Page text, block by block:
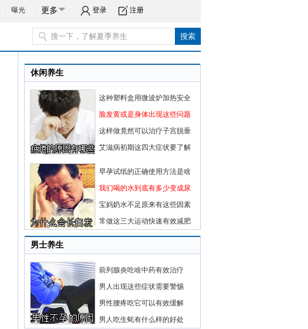
曝光 更多 登录 注册
休闲养生
这种塑料盒用微波炉加热安全
脸发黄或是身体出现这些问题
这样做竟然可以治疗子宫脱垂
艾滋病初期这四大症状要了解
早孕试纸的正确使用方法是啥
我们喝的水到底有多少变成尿
宝妈奶水不足原来有这些因素
常做这三大运动快速有效减肥
男士养生
前列腺炎吃啥中药有效治疗
男人出现这些症状需要警惕
男性腰疼吃它可以有效缓解
男人吃生蚝有什么样的好处